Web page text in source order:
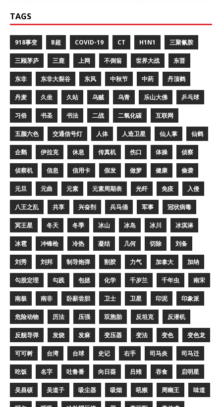
TAGS
918事变 B超 COVID-19 CT H1N1 三聚氰胺
三顾茅庐 三鹿 上网 不倒翁 世界大战 东晋
东非 东非大裂谷 东风 中秋节 中药 丹顶鹤
丹麦 久坐 久站 乌贼 乌青 乐山大佛 乒乓球
习俗 书圣 书法 二战 二氧化碳 互联网
五颜六色 交通信号灯 人体 人造卫星 仙人掌 仙鹤
企鹅 伊拉克 休息 传真机 伤口 体操 侦察
侦察机 信息 信用卡 假发 做梦 健康 偷袭
元旦 元曲 元素 元素周期表 光纤 免疫 入侵
八王之乱 共享 兴奋剂 兵马俑 军事 冠状病毒
冥王星 冬天 冬季 冰山 冰岛 冰川 冰淇淋
冰雹 冲锋枪 冷热 凝结 几何 切除 刘备
刘秀 刘邦 制导炮弹 割胶 力气 加拿大 加纳
勾股定理 勾践 包拯 化学 千岁兰 千年虫 南宋
南极 南非 卧薪尝胆 卫士 卫星 印泥 印象派
危险动物 历法 压强 双胞胎 反坦克 反潜机
反舰导弹 发烧 发麻 变压器 变法 变色 变色龙
可可树 台湾 台球 史记 右手 司马炎 司马迁
吃饭 名字 吐鲁番 向日葵 吕雉 吞食 启明星
吴昌硕 吴道子 吸尘器 吸烟 吼猴 周幽王 味道